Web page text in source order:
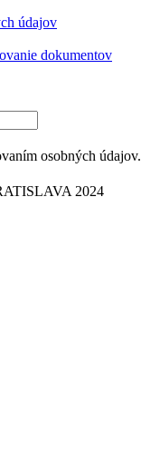
údajov
dokumentov
osobných údajov.
2024